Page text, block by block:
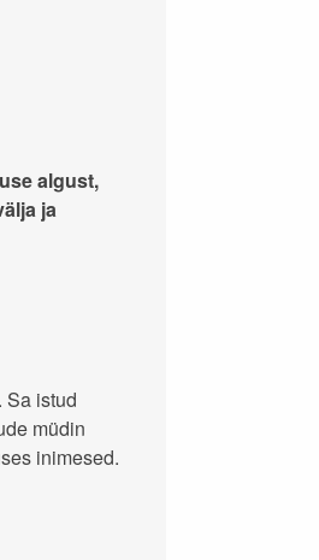
algust,
ja
Sa istud
müdin
inimesed.